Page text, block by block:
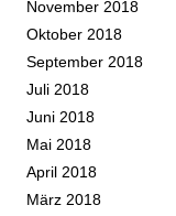
November 2018
Oktober 2018
September 2018
Juli 2018
Juni 2018
Mai 2018
April 2018
März 2018